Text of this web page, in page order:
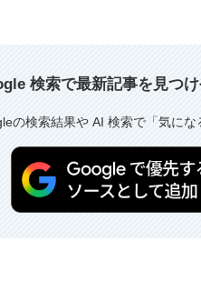
検索で最新記事を見つ
の検索結果や AI 検索で「気に